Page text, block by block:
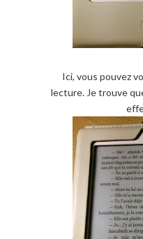
Ici, vous pouvez
lecture. Je trouve